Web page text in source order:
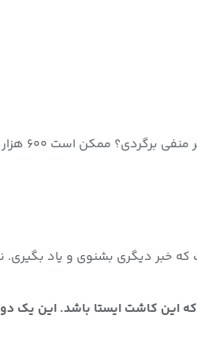
خبر دیگری بشنوی و یاد بگیری.
که این کاشت ایستا باشد. این یک